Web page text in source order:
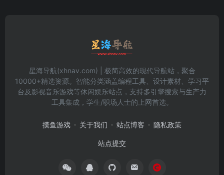
星海导航(xhnav.com) | 极简高效的现代导航站，聚合
10000+精选资源。智能分类涵盖编程工具、设计素材、学习平
台及影视音乐游戏等休闲娱乐站点，支持多引擎搜索与生产力
工具集成，学生/职场人士的上网首选。
摸鱼游戏 关于我们 站点博客 隐私政策
站点提交